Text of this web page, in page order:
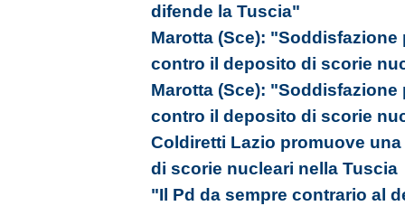
difende la Tuscia"
Marotta (Sce):
contro il deposito di scorie
Marotta (Sce):
contro il deposito di scorie
Coldiretti Lazio promuove
di scorie nucleari nella Tuscia
"Il Pd da sempre contrario al